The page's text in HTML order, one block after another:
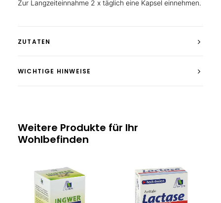
Zur Langzeiteinnahme 2 x täglich eine Kapsel einnehmen.
ZUTATEN
WICHTIGE HINWEISE
Weitere Produkte für Ihr
Wohlbefinden